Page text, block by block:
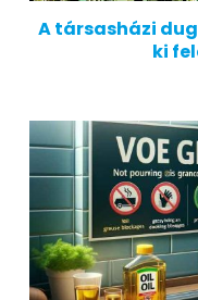
A társasházi
ki